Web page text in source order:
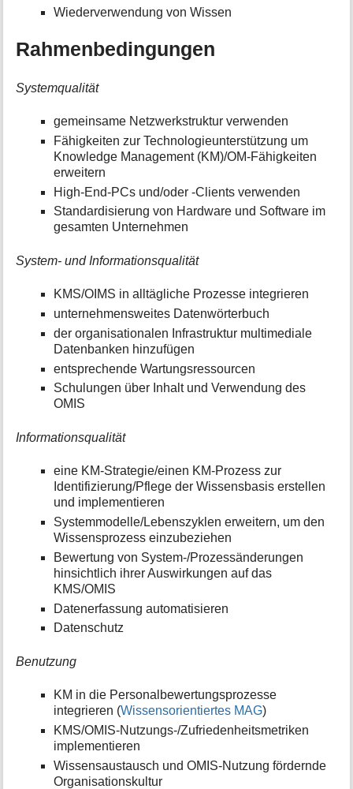
Wiederverwendung von Wissen
Rahmenbedingungen
Systemqualität
gemeinsame Netzwerkstruktur verwenden
Fähigkeiten zur Technologieunterstützung um
Knowledge Management (KM)/OM-Fähigkeiten
erweitern
High-End-PCs und/oder -Clients verwenden
Standardisierung von Hardware und Software im
gesamten Unternehmen
System- und Informationsqualität
KMS/OIMS in alltägliche Prozesse integrieren
unternehmensweites Datenwörterbuch
der organisationalen Infrastruktur multimediale
Datenbanken hinzufügen
entsprechende Wartungsressourcen
Schulungen über Inhalt und Verwendung des
OMIS
Informationsqualität
eine KM-Strategie/einen KM-Prozess zur
Identifizierung/Pflege der Wissensbasis erstellen
und implementieren
Systemmodelle/Lebenszyklen erweitern, um den
Wissensprozess einzubeziehen
Bewertung von System-/Prozessänderungen
hinsichtlich ihrer Auswirkungen auf das
KMS/OMIS
Datenerfassung automatisieren
Datenschutz
Benutzung
KM in die Personalbewertungsprozesse
integrieren (Wissensorientiertes MAG)
KMS/OMIS-Nutzungs-/Zufriedenheitsmetriken
implementieren
Wissensaustausch und OMIS-Nutzung fördernde
Organisationskultur